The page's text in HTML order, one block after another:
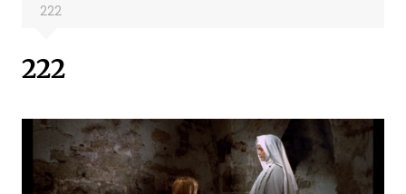
222
222